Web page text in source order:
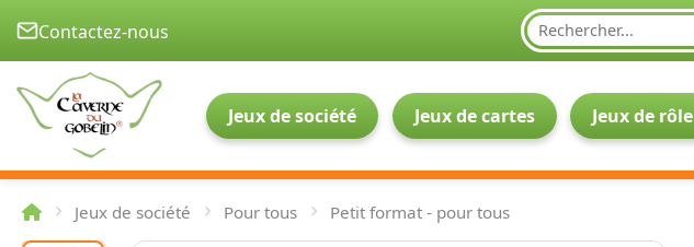
Contactez-nous
Jeux de société Jeux de cartes Jeux de rôle
Jeux de société Pour tous Petit format - pour tous